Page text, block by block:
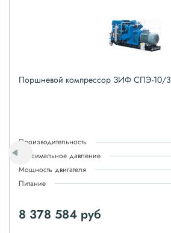
Поршневой компрессор ЗИФ СПЭ-10/3
Производительность
Максимальное давление
Мощность двигателя
Питание
8 378 584 руб